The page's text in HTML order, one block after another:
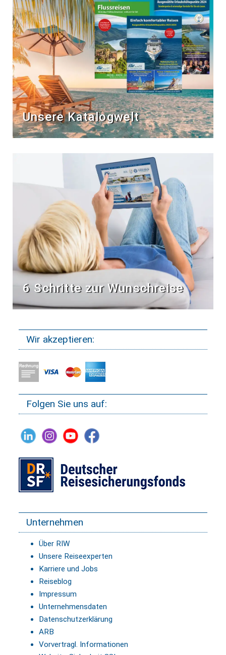
Unsere Katalogwelt
6 Schritte zur Wunschreise
Wir akzeptieren:
Folgen Sie uns auf:
Unternehmen
Über RIW
Unsere Reiseexperten
Karriere und Jobs
Reiseblog
Impressum
Unternehmensdaten
Datenschutzerklärung
ARB
Vorvertragl. Informationen